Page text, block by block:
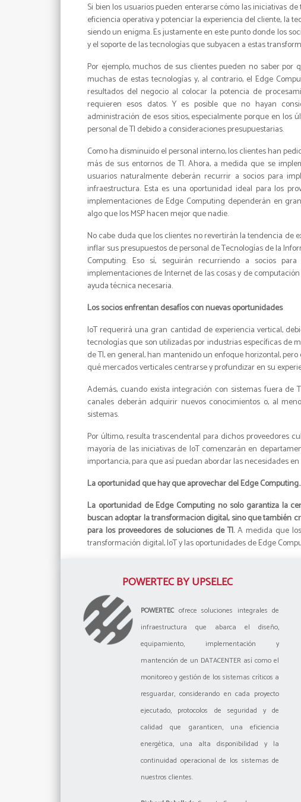
Si bien los usuarios pueden enterarse cómo las iniciativas
eficiencia operativa y potenciar la experiencia del cliente, la
siendo un enigma. Es justamente en este punto donde los
y el soporte de las tecnologías que subyacen a estas
Por ejemplo, muchos de sus clientes pueden no saber
muchas de estas tecnologías y, al contrario, el Edge
resultados del negocio al colocar la potencia de
requieren esos datos. Y es posible que no hayan
administración de esos sitios, especialmente porque en
personal de TI debido a consideraciones presupuestarias.
Como ha disminuido el personal interno, los clientes han
más de sus entornos de TI. Ahora, a medida que se
usuarios naturalmente deberán recurrir a socios para
infraestructura. Esta es una oportunidad ideal para los
implementaciones de Edge Computing dependerán en
algo que los MSP hacen mejor que nadie.
No cabe duda que los clientes no revertirán la tendencia de
inflar sus presupuestos de personal de Tecnologías de la
Computing. Eso sí, seguirán recurriendo a socios
implementaciones de Internet de las cosas y de
ayuda técnica necesaria.
Los socios enfrentan desafíos con nuevas oportunidades
IoT requerirá una gran cantidad de experiencia vertical,
tecnologías que son utilizadas por industrias específicas de
de TI, en general, han mantenido un enfoque horizontal,
qué mercados verticales centrarse y profundizar en su
Además, cuando exista integración con sistemas fuera de
canales deberán adquirir nuevos conocimientos o, al
sistemas.
Por último, resulta trascendental para dichos proveedores
mayoría de las iniciativas de IoT comenzarán en
importancia, para que así puedan abordar las necesidades
La oportunidad que hay que aprovechar del Edge
La oportunidad de Edge Computing no solo garantiza la
buscan adoptar la transformación digital, sino que también
para los proveedores de soluciones de TI.A medida que
transformación digital, IoT y las oportunidades de Edge
POWERTEC BY UPSELEC
POWERTECofrece soluciones integrales de
infraestructura que abarca el diseño,
equipamiento, implementación y
mantención de un DATACENTER así como el
monitoreo y gestión de los sistemas críticos a
resguardar, considerando en cada proyecto
ejecutado, protocolos de seguridad y de
calidad que garanticen, una eficiencia
energética, una alta disponibilidad y la
continuidad operacional de los sistemas de
nuestros clientes.